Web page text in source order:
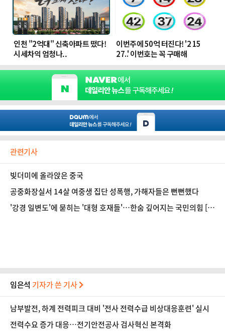
관련기사
빚더미에 올라앉은 중국
공중화장실서 14살 여중생 집단 성폭행, 가해자들은 뻔뻔했다
'강경 일변도'에 묻히는 '대형 호재들'…한숨 깊어지는 국민의힘 [정
임은석 기자가 쓴 기사
남부발전, 하계 전력피크 대비 '전사 전력수급 비상대응훈련' 실시
전력수요 증가 대응…전기안전공사 검사혁신 본격화